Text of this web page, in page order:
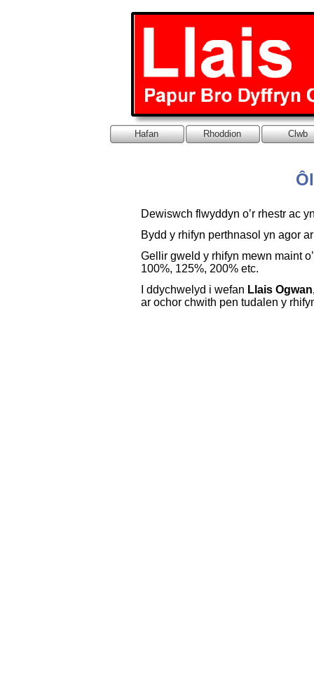
Hafan Rhoddion Clwb
Dewiswch flwyddyn o’r rhestr ac
Bydd y rhifyn perthnasol yn agor
Gellir gweld y rhifyn mewn maint
100%, 125%, 200% etc.
I ddychwelyd i wefan Llais
ar ochor chwith pen tudalen y